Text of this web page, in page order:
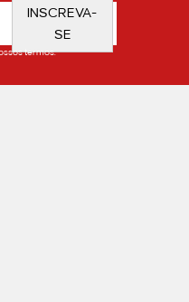
INSCREVA-
SE
termos.